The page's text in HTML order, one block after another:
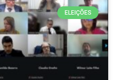
ELEIÇÕES